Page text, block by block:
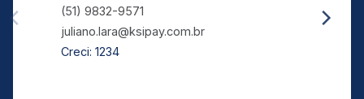
(51) 9832-9571
juliano.lara@ksipay.com.br
Creci: 1234